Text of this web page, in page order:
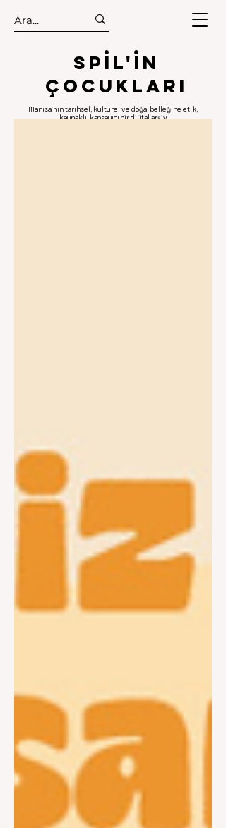
.
.
Spıl'in
Çocukları
Manisa'nın tarihsel, kültürel ve doğal belleğine etik,
kaynaklı, kapsayıcı bir dijital arşiv